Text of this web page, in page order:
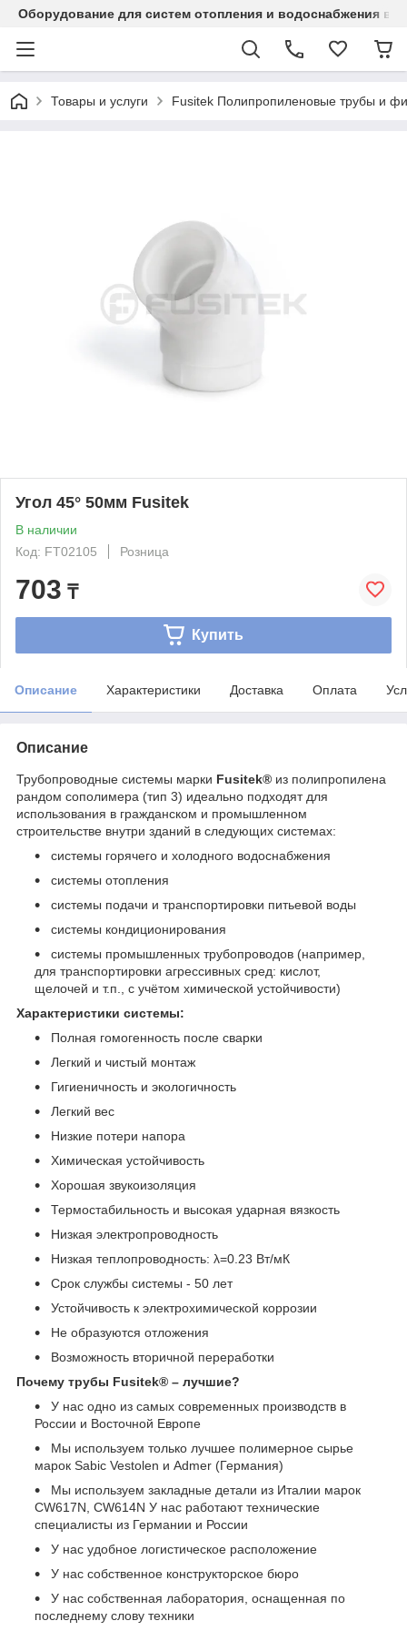
Оборудование для систем отопления и водоснабжения в
Товары и услуги Fusitek Полипропиленовые трубы и
Угол 45° 50мм Fusitek
В наличии
Код: FT02105
Розница
703 ₸
Купить
Описание Характеристики Доставка Оплата
Описание
Трубопроводные системы марки Fusitek® из полипропилена
рандом сополимера (тип 3) идеально подходят для
использования в гражданском и промышленном
строительстве внутри зданий в следующих системах:
системы горячего и холодного водоснабжения
системы отопления
системы подачи и транспортировки питьевой воды
системы кондиционирования
системы промышленных трубопроводов (например,
для транспортировки агрессивных сред: кислот,
щелочей и т.п., с учётом химической устойчивости)
Характеристики системы:
Полная гомогенность после сварки
Легкий и чистый монтаж
Гигиеничность и экологичность
Легкий вес
Низкие потери напора
Химическая устойчивость
Хорошая звукоизоляция
Термостабильность и высокая ударная вязкость
Низкая электропроводность
Низкая теплопроводность: λ=0.23 Вт/мК
Срок службы системы - 50 лет
Устойчивость к электрохимической коррозии
Не образуются отложения
Возможность вторичной переработки
Почему трубы Fusitek® – лучшие?
У нас одно из самых современных производств в
России и Восточной Европе
Мы используем только лучшее полимерное сырье
марок Sabic Vestolen и Admer (Германия)
Мы используем закладные детали из Италии марок
CW617N, CW614N У нас работают технические
специалисты из Германии и России
У нас удобное логистическое расположение
У нас собственное конструкторское бюро
У нас собственная лаборатория, оснащенная по
последнему слову техники